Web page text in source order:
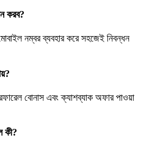
করব?
নম্বর ব্যবহার করে সহজেই নিবন্ধন
বোনাস এবং ক্যাশব্যাক অফার পাওয়া
কী?